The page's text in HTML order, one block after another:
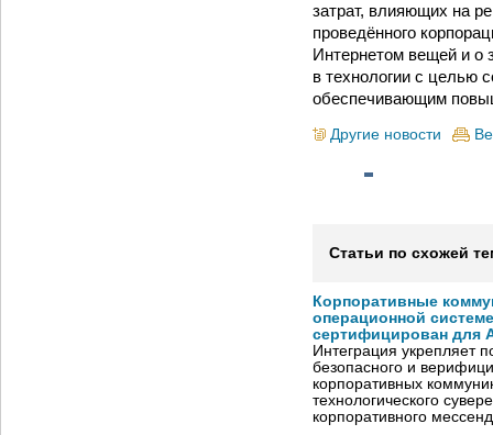
затрат, влияющих на
проведённого
Интернетом вещей и о
в технологии с целью
обеспечивающим
Другие новости
Статьи по схожей
Корпоративные
операционной
сертифицирован для
Интеграция укрепляет
безопасного и
корпоративных
технологического
корпоративного